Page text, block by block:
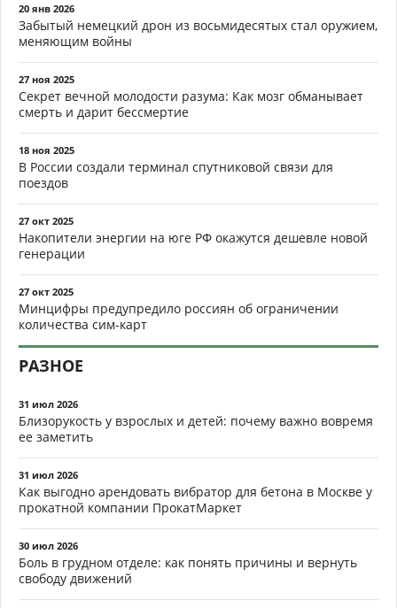
20 янв 2026
Забытый немецкий дрон из восьмидесятых стал оружием,
меняющим войны
27 ноя 2025
Секрет вечной молодости разума: Как мозг обманывает
смерть и дарит бессмертие
18 ноя 2025
В России создали терминал спутниковой связи для
поездов
27 окт 2025
Накопители энергии на юге РФ окажутся дешевле новой
генерации
27 окт 2025
Минцифры предупредило россиян об ограничении
количества сим-карт
РАЗНОЕ
31 июл 2026
Близорукость у взрослых и детей: почему важно вовремя
ее заметить
31 июл 2026
Как выгодно арендовать вибратор для бетона в Москве у
прокатной компании ПрокатМаркет
30 июл 2026
Боль в грудном отделе: как понять причины и вернуть
свободу движений